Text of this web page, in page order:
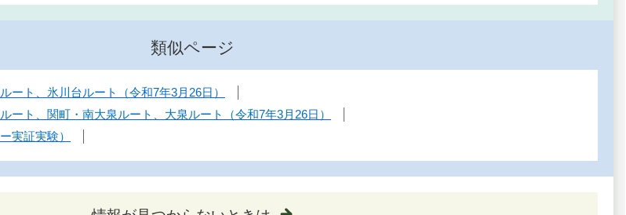
類似ページ
ト、氷川台ルート（令和7年3月26日）
ト、関町・南大泉ルート、大泉ルート（令和7年3月26日）
実証実験）